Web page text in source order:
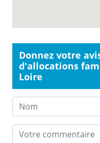
Donnez votre
d'allocations
Loire